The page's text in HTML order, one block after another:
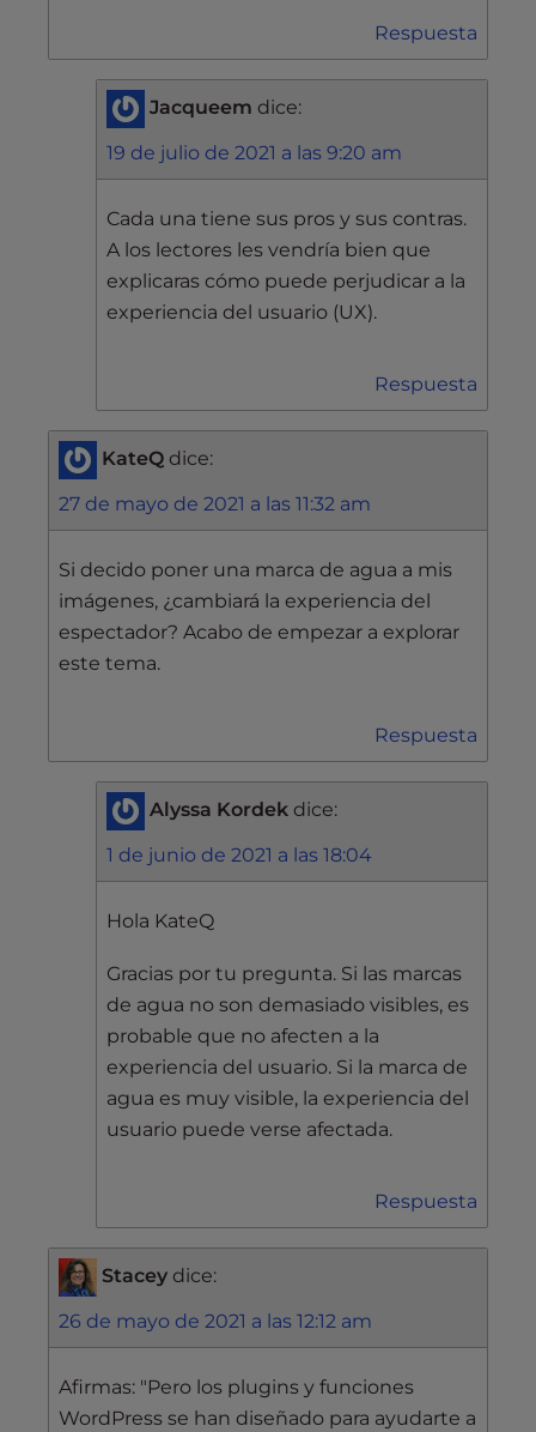
Respuesta
Jacqueem dice:
19 de julio de 2021 a las 9:20 am
Cada una tiene sus pros y sus contras.
A los lectores les vendría bien que
explicaras cómo puede perjudicar a la
experiencia del usuario (UX).
Respuesta
KateQ dice:
27 de mayo de 2021 a las 11:32 am
Si decido poner una marca de agua a mis
imágenes, ¿cambiará la experiencia del
espectador? Acabo de empezar a explorar
este tema.
Respuesta
Alyssa Kordek dice:
1 de junio de 2021 a las 18:04
Hola KateQ
Gracias por tu pregunta. Si las marcas
de agua no son demasiado visibles, es
probable que no afecten a la
experiencia del usuario. Si la marca de
agua es muy visible, la experiencia del
usuario puede verse afectada.
Respuesta
Stacey dice:
26 de mayo de 2021 a las 12:12 am
Afirmas: "Pero los plugins y funciones
WordPress se han diseñado para ayudarte a